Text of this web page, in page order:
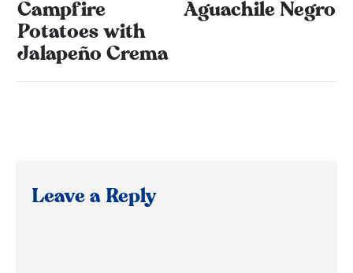
Campfire
Potatoes with
Jalapeño Crema
Aguachile Negro
Leave a Reply